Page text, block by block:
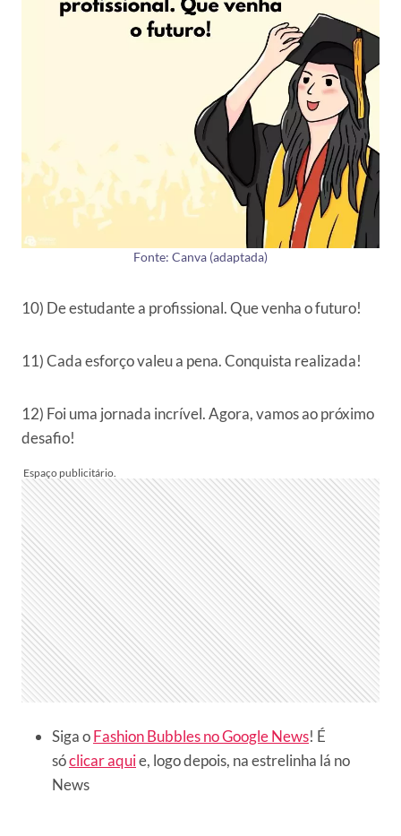
Fonte: Canva (adaptada)
10) De estudante a profissional. Que venha o futuro!
11) Cada esforço valeu a pena. Conquista realizada!
12) Foi uma jornada incrível. Agora, vamos ao próximo
desafio!
Siga oFashion Bubbles no Google News! É
sóclicar aquie, logo depois, na estrelinha lá no
News